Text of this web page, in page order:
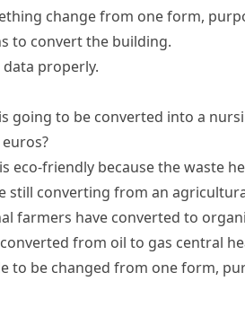
change from one form,
to convert the building.
properly.
going to be converted into a
eco-friendly because the waste
still converting from an
farmers have converted to
from oil to gas central
to be changed from one form,